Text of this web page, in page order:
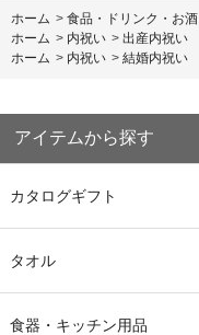
ホーム > 食品・ドリンク・お酒
ホーム > 内祝い > 出産内祝い
ホーム > 内祝い > 結婚内祝い
アイテムから探す
カタログギフト
タオル
食器・キッチン用品